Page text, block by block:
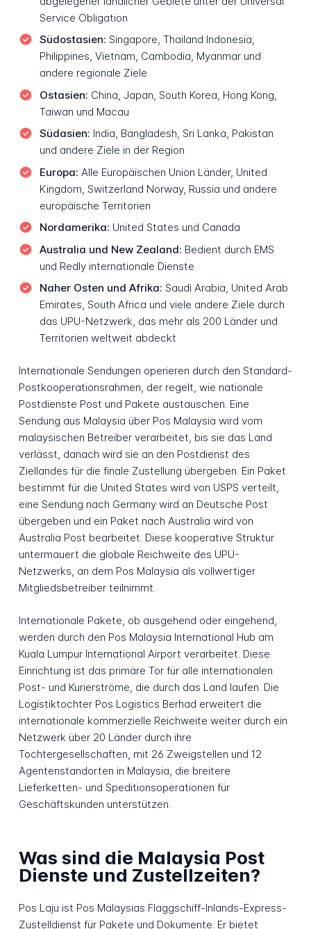
Service Obligation
Südostasien: Singapore, Thailand Indonesia,
Philippines, Vietnam, Cambodia, Myanmar und
andere regionale Ziele
Ostasien: China, Japan, South Korea, Hong Kong,
Taiwan und Macau
Südasien: India, Bangladesh, Sri Lanka, Pakistan
und andere Ziele in der Region
Europa: Alle Europäischen Union Länder, United
Kingdom, Switzerland Norway, Russia und andere
europäische Territorien
Nordamerika: United States und Canada
Australia und New Zealand: Bedient durch EMS
und Redly internationale Dienste
Naher Osten und Afrika: Saudi Arabia, United Arab
Emirates, South Africa und viele andere Ziele durch
das UPU-Netzwerk, das mehr als 200 Länder und
Territorien weltweit abdeckt
Internationale Sendungen operieren durch den Standard-
Postkooperationsrahmen, der regelt, wie nationale
Postdienste Post und Pakete austauschen. Eine
Sendung aus Malaysia über Pos Malaysia wird vom
malaysischen Betreiber verarbeitet, bis sie das Land
verlässt, danach wird sie an den Postdienst des
Ziellandes für die finale Zustellung übergeben. Ein Paket
bestimmt für die United States wird von USPS verteilt,
eine Sendung nach Germany wird an Deutsche Post
übergeben und ein Paket nach Australia wird von
Australia Post bearbeitet. Diese kooperative Struktur
untermauert die globale Reichweite des UPU-
Netzwerks, an dem Pos Malaysia als vollwertiger
Mitgliedsbetreiber teilnimmt.
Internationale Pakete, ob ausgehend oder eingehend,
werden durch den Pos Malaysia International Hub am
Kuala Lumpur International Airport verarbeitet. Diese
Einrichtung ist das primäre Tor für alle internationalen
Post- und Kurierströme, die durch das Land laufen. Die
Logistiktochter Pos Logistics Berhad erweitert die
internationale kommerzielle Reichweite weiter durch ein
Netzwerk über 20 Länder durch ihre
Tochtergesellschaften, mit 26 Zweigstellen und 12
Agentenstandorten in Malaysia, die breitere
Lieferketten- und Speditionsoperationen für
Geschäftskunden unterstützen.
Was sind die Malaysia Post
Dienste und Zustellzeiten?
Pos Laju ist Pos Malaysias Flaggschiff-Inlands-Express-
Zustelldienst für Pakete und Dokumente. Er bietet